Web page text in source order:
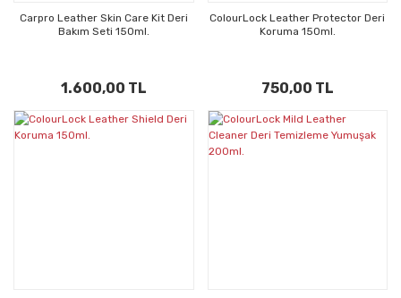
Carpro Leather Skin Care Kit Deri
Bakım Seti 150ml.
1.600,00 TL
ColourLock Leather Protector Deri
Koruma 150ml.
750,00 TL